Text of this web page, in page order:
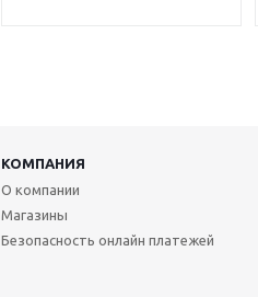
КОМПАНИЯ
О компании
Магазины
Безопасность онлайн платежей